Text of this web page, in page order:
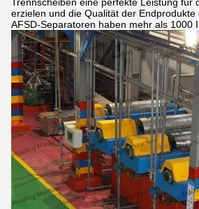
erzielen und die Qualität der Endprodukte
AFSD-Separatoren haben mehr als 1000